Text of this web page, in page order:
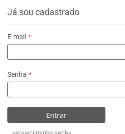
Já sou cadastrado
E-mail
Senha
Entrar